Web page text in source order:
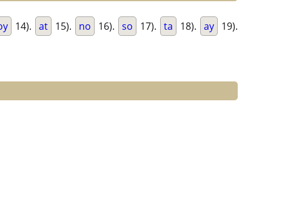
14). at 15). no 16). so 17). ta 18). ay 19).